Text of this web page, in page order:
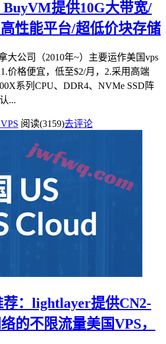
BuyVM提供10G大带宽/
性能平台/超低价块存储
大公司（2010年~）主要运作美国vps
价格便宜，低至$2/月，2.采用高端
系列CPU、DDR4、NVMe SSD阵
...
阅读(3159)去评论
荐：lightlayer提供CN2-
的不限流量美国VPS，